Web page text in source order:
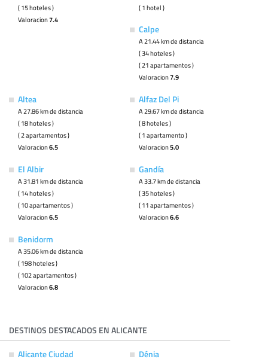
( 15 hoteles )
Valoracion7.4
( 1 hotel )
Calpe
A 21.44 km de distancia
( 34 hoteles )
( 21 apartamentos )
Valoracion7.9
Altea
A 27.86 km de distancia
( 18 hoteles )
( 2 apartamentos )
Valoracion6.5
Alfaz Del Pi
A 29.67 km de distancia
( 8 hoteles )
( 1 apartamento )
Valoracion5.0
El Albir
A 31.81 km de distancia
( 14 hoteles )
( 10 apartamentos )
Valoracion6.5
Gandía
A 33.7 km de distancia
( 35 hoteles )
( 11 apartamentos )
Valoracion6.6
Benidorm
A 35.06 km de distancia
( 198 hoteles )
( 102 apartamentos )
Valoracion6.8
DESTINOS DESTACADOS EN ALICANTE
Alicante Ciudad Dénia